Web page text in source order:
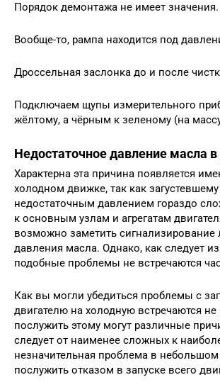
Порядок демонтажа не имеет значения.
Вообще-то, рампа находится под
Дроссельная заслонка до и после
Подключаем щупы измерительного
жёлтому, а чёрным к зеленому (на
Недостаточное давление масла в
Характерна эта причина появляется
холодном движке, так как
недостаточным давлением гораздо
к основным узлам и агрегатам
возможно заметить
давления масла. Однако, как следует
подобные проблемы не встречаются
Как вы могли убедиться проблемы с
двигателю на холодную встречаются не
послужить этому могут различные
следует от наименее сложных к
незначительная проблема в
послужить отказом в запуске всего